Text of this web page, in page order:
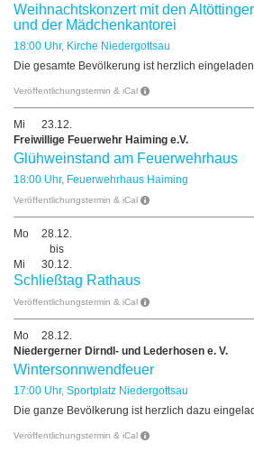
Weihnachtskonzert mit den
und der Mädchenkantorei
18:00 Uhr, Kirche Niedergottsau
Die gesamte Bevölkerung ist herzlich
Veröffentlichungstermin & iCal
Mi
23.12.
Freiwillige Feuerwehr Haiming e.V.
Glühweinstand am Feuerwehrhaus
18:00 Uhr, Feuerwehrhaus Haiming
Veröffentlichungstermin & iCal
Mo
Mi
28.12.
bis
30.12.
Schließtag Rathaus
Veröffentlichungstermin & iCal
Mo
28.12.
Niedergerner Dirndl- und Lederhosen e. V.
Wintersonnwendfeuer
17:00 Uhr, Sportplatz Niedergottsau
Die ganze Bevölkerung ist herzlich dazu
Veröffentlichungstermin & iCal